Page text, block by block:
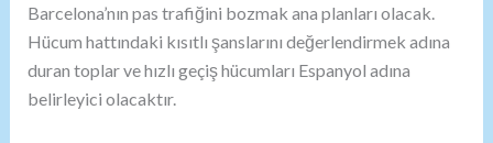
Barcelona’nın pas trafiğini bozmak ana planları olacak.
Hücum hattındaki kısıtlı şanslarını değerlendirmek adına
duran toplar ve hızlı geçiş hücumları Espanyol adına
belirleyici olacaktır.